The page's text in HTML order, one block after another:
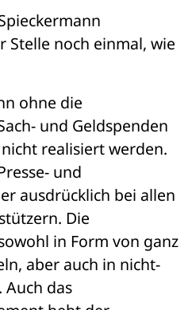
Stelle noch einmal, wie
ohne die
und Geldspenden
realisiert werden.
und
ausdrücklich bei allen
Die
in Form von ganz
aber auch in nicht-
das